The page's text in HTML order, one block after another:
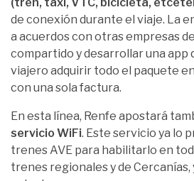
de conexión durante el viaje. La
a acuerdos con otras empresas
compartido y desarrollar una app
viajero adquirir todo el paquete
con una sola factura.
En esta línea, Renfe apostará
servicio WiFi. Este servicio ya lo
trenes AVE para habilitarlo en
trenes regionales y de Cercanías,